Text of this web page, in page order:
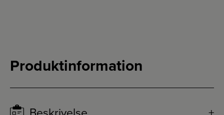
Produktinformation